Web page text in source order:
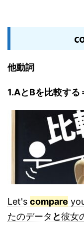
他動詞
1.AとBを比較す
Let's compare
たのデータ と彼女